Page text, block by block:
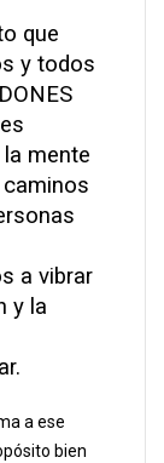
que
y todos
mente
a vibrar
y la
a ese
bien